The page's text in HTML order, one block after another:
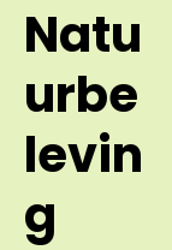
Natu
urbe
levin
g